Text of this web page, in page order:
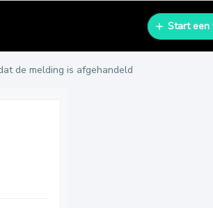
Start een
de melding is afgehandeld